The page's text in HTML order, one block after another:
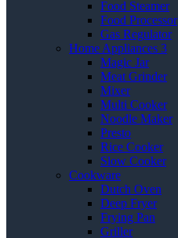
Food Steamer
Food Processor
Gas Regulator
Home Appliances 3
Magic Jar
Meat Grinder
Mixer
Multi Cooker
Noodle Maker
Presto
Rice Cooker
Slow Cooker
Cookware
Dutch Oven
Deep Fryer
Frying Pan
Griller